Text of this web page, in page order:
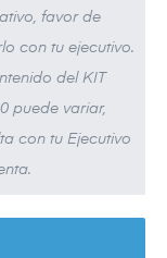
favor de
con tu ejecutivo.
del KIT
puede variar,
con tu Ejecutivo